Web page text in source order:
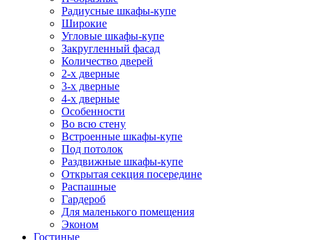
Радиусные шкафы-купе
Широкие
Угловые шкафы-купе
Закругленный фасад
Количество дверей
2-х дверные
3-х дверные
4-х дверные
Особенности
Во всю стену
Встроенные шкафы-купе
Под потолок
Раздвижные шкафы-купе
Открытая секция посередине
Распашные
Гардероб
Для маленького помещения
Эконом
Гостиные